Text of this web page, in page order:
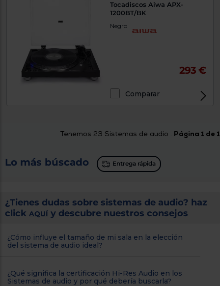
Tocadiscos Aiwa APX-
1200BT/BK
Negro
293 €
Comparar
Tenemos 23 Sistemas de audio . Página 1 de 1
Lo más búscado Entrega rápida
¿Tienes dudas sobre sistemas de audio? haz
click AQUÍ y descubre nuestros consejos
¿Cómo influye el tamaño de mi sala en la elección
del sistema de audio ideal?
¿Qué significa la certificación Hi-Res Audio en los
Sistemas de audio y por qué debería buscarla?